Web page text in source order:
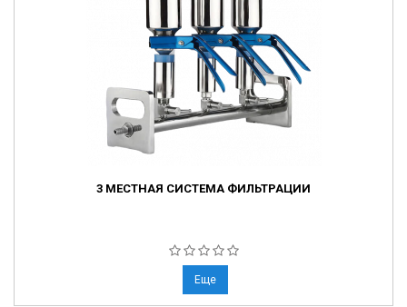
3 МЕСТНАЯ СИСТЕМА ФИЛЬТРАЦИИ
Еще